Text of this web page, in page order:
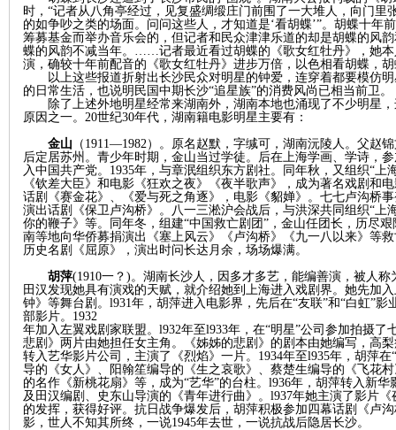
时，“记者从八角亭经过，见复盛绸缎庄门前围了一大堆人，向门
的如争吵之类的场面。问问这些人，才知道是‘看胡蝶’”。胡蝶十年
筹募基金而举办音乐会的，但记者和民众津津乐道的却是胡蝶的风
蝶的风韵不减当年。……记者最近看过胡蝶的《歌女红牡丹》，她本
演，确较十年前配音的《歌女红牡丹》进步万倍，以色相看胡蝶，
以上这些报道折射出长沙民众对明星的钟爱，连穿着都要模仿
的日常生活，也说明民国中期长沙“追星族”的消费风尚已相当前卫。
除了上述外地明星经常来湖南外，湖南本地也涌现了不少明星
原因之一。 20世纪30年代，湖南籍电影明星主要有：
金山 （ 1911—1982）。原名赵默，字缄可，湖南沅陵人。父赵
后定居苏州。青少年时期，金山当过学徒。后在上海学画、学诗，
入中国共产党。1935年，与章泯组织东方剧社。同年秋，又组织“
《钦差大臣》和电影《狂欢之夜》《夜半歌声》，成为著名戏剧和
话剧《赛金花》、《爱与死之角逐》，电影《貂婵》。七七卢沟桥
演出话剧《保卫卢沟桥》。八一三淞沪会战后，与洪深共同组织“上
你的鞭子》等。同年冬，组建“中国救亡剧团”，金山任团长，历尽
南等地向华侨募捐演出《塞上风云》《卢沟桥》《九一八以来》等
历史名剧《屈原》，演出时问长达月余，场场爆满。
胡萍(1910一？)。湖南长沙人，因多才多艺，能编善演，被人
田汉发现她具有演戏的天赋，就介绍她到上海进入戏剧界。她先加
钟》等舞台剧。l931年，胡萍进入电影界，先后在“友联”和“白虹”
部影片。1932
年加入左翼戏剧家联盟。 l932年至l933年，在“明星”公司参加拍摄
悲剧》两片由她担任女主角。《姊姊的悲剧》的剧本由她编写，高
转入艺华影片公司，主演了《烈焰》一片。1934年至l935年，胡萍
导的《女人》、阳翰笙编导的《生之哀歌》、蔡楚生编导的《飞花
的名作《新桃花扇》等，成为“艺华”的台柱。l936年，胡萍转入新
及田汉编剧、史东山导演的《青年进行曲》。l937年她主演了影片
的发挥，获得好评。抗日战争爆发后，胡萍积极参加四幕话剧《卢
影，世人不知其所终，一说1945年去世，一说抗战后隐居长沙。